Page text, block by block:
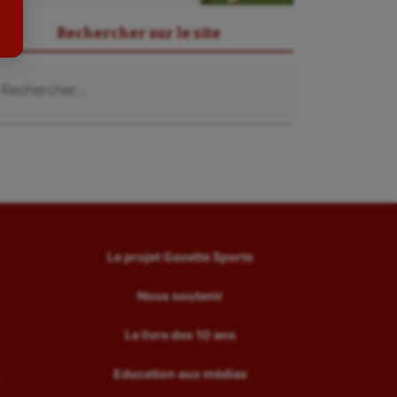
Tir à l'arc
Water-polo
Rechercher sur le site
Le projet Gazette Sports
Nous soutenir
Le livre des 10 ans
Education aux médias